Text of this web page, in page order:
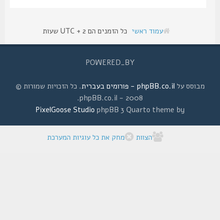
עמוד ראשי כל הזמנים הם UTC + 2 שעות
POWERED_BY
מבוסס עלphpBB.co.il - פורומים בעברית
. כל הזכויות שמורות ©
2008 - phpBB.co.il.
phpBB 3 Quarto theme by
PixelGoose Studio
הצוות מחק את כל עוגיות המערכת